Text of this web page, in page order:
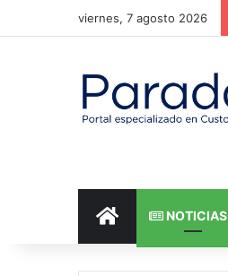
viernes, 7 agosto 2026
INICIO NOTICIAS